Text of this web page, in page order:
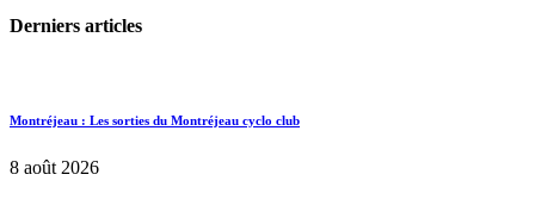
Derniers articles
Montréjeau : Les sorties du Montréjeau cyclo club
8 août 2026